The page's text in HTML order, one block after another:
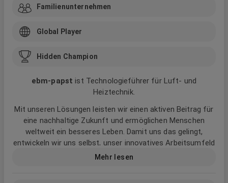
Familienunternehmen
Global Player
Hidden Champion
ebm‑papst ist Technologieführer für Luft- und
Heiztechnik.
Mit unseren Lösungen leisten wir einen aktiven Beitrag für
eine nachhaltige Zukunft und ermöglichen Menschen
weltweit ein besseres Leben. Damit uns das gelingt,
entwickeln wir uns selbst, unser innovatives Arbeitsumfeld
und die Art, wie wir zusammenarbeiten stetig voran. Mutig,
Mehr lesen